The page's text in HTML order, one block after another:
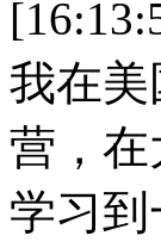
我在
营，
学习